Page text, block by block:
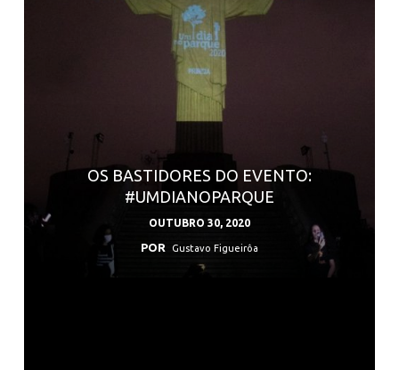
OS BASTIDORES DO EVENTO:
#UMDIANOPARQUE
OUTUBRO 30, 2020
POR Gustavo Figueirôa